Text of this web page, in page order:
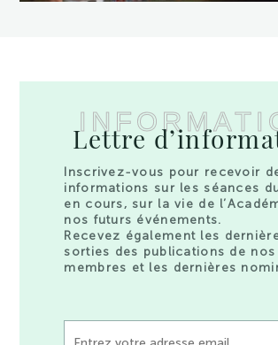
Lettre
Inscrivez-vous pour recevoir
informations sur les séances
en cours, sur la vie de
nos futurs événements.
Recevez également les
sorties des publications de nos
membres et les dernières